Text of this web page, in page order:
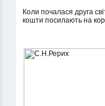
Коли почалася друга
кошти посилають на